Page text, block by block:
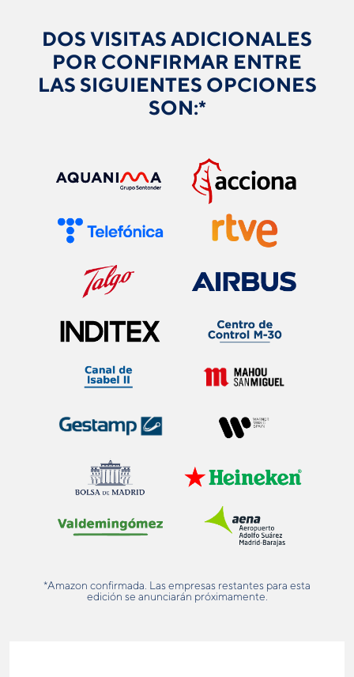
DOS VISITAS ADICIONALES
POR CONFIRMAR ENTRE
LAS SIGUIENTES OPCIONES
SON:*
*Amazon confirmada. Las empresas restantes para esta
edición se anunciarán próximamente.